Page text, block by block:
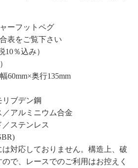
ーフットペグ
表をご覧下さい
10％込み）
60mm×奥行135mm
リブデン鋼
／アルミニウム合金
／ステンレス
対応しておりません。構造上、破
で、レースでのご利用はお控えく